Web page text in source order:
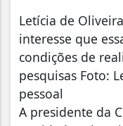
Letícia de
interesse que
condições de
pesquisas Foto:
pessoal
A presidente da